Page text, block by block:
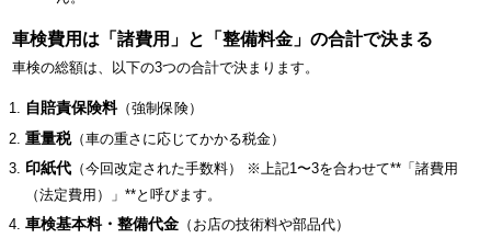
車検費用は「諸費用」と「整備料金」の合計で決まる
車検の総額は、以下の3つの合計で決まります。
自賠責保険料（強制保険）
重量税（車の重さに応じてかかる税金）
印紙代 （今回改定された手数料） ※上記1〜3を合わせて**「諸費用
（法定費用）」**と呼びます。
車検基本料・整備代金 （お店の技術料や部品代）